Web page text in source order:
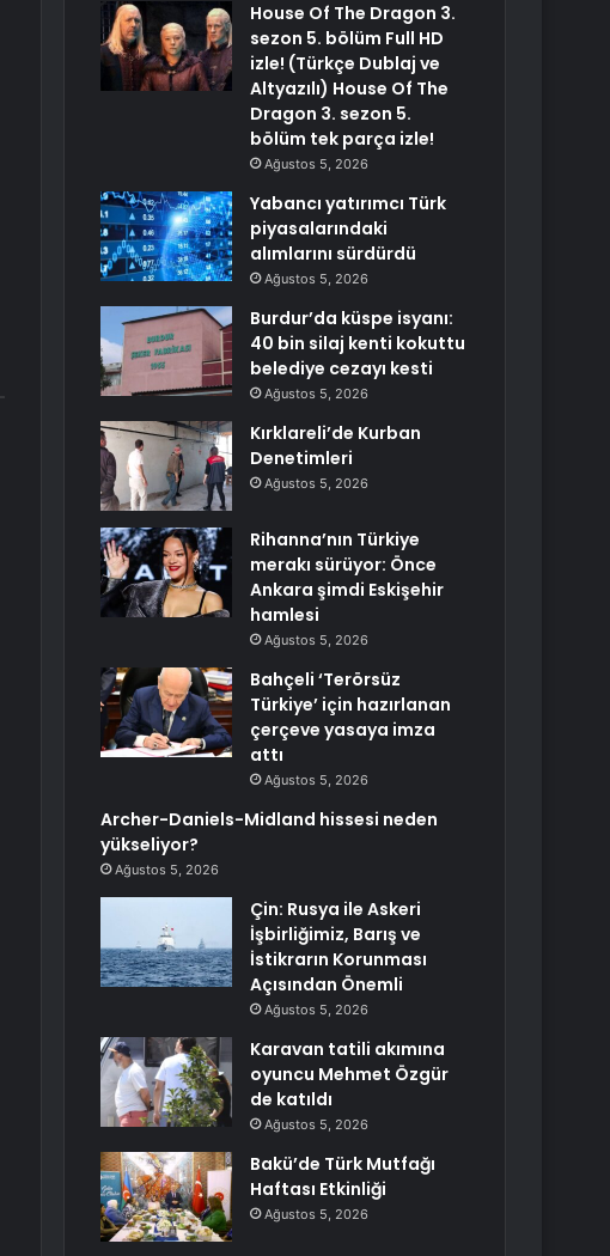
House Of The Dragon 3.
sezon 5. bölüm Full HD
izle! (Türkçe Dublaj ve
Altyazılı) House Of The
Dragon 3. sezon 5.
bölüm tek parça izle!
Ağustos 5, 2026
Yabancı yatırımcı Türk
piyasalarındaki
alımlarını sürdürdü
Ağustos 5, 2026
Burdur’da küspe isyanı:
40 bin silaj kenti kokuttu
belediye cezayı kesti
Ağustos 5, 2026
Kırklareli’de Kurban
Denetimleri
Ağustos 5, 2026
Rihanna’nın Türkiye
merakı sürüyor: Önce
Ankara şimdi Eskişehir
hamlesi
Ağustos 5, 2026
Bahçeli ‘Terörsüz
Türkiye’ için hazırlanan
çerçeve yasaya imza
attı
Ağustos 5, 2026
Archer-Daniels-Midland hissesi neden
yükseliyor?
Ağustos 5, 2026
Çin: Rusya ile Askeri
İşbirliğimiz, Barış ve
İstikrarın Korunması
Açısından Önemli
Ağustos 5, 2026
Karavan tatili akımına
oyuncu Mehmet Özgür
de katıldı
Ağustos 5, 2026
Bakü’de Türk Mutfağı
Haftası Etkinliği
Ağustos 5, 2026